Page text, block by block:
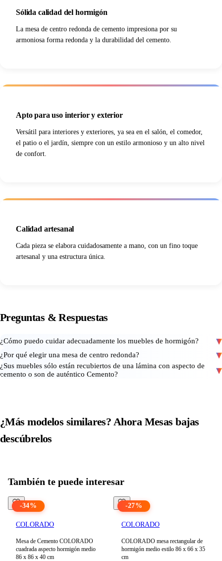
Sólida calidad del hormigón
La mesa de centro redonda de cemento impresiona por su
armoniosa forma redonda y la durabilidad del cemento.
Apto para uso interior y exterior
Versátil para interiores y exteriores, ya sea en el salón, el comedor,
el patio o el jardín, siempre con un estilo armonioso y un alto nivel
de confort.
Calidad artesanal
Cada pieza se elabora cuidadosamente a mano, con un fino toque
artesanal y una estructura única.
Preguntas &Respuestas
¿Cómo puedo cuidar adecuadamente los muebles de hormigón?
¿Por qué elegir una mesa de centro redonda?
¿Sus muebles sólo están recubiertos de una lámina con aspecto de
cemento o son de auténtico Cemento?
¿Más modelos similares? Ahora Mesas bajas
descúbrelos
También te puede interesar
-34%
COLORADO
Mesa de Cemento COLORADO
cuadrada aspecto hormigón medio
86 x 86 x 40 cm
-27%
COLORADO
COLORADO mesa rectangular de
hormigón medio estilo 86 x 66 x 35
cm